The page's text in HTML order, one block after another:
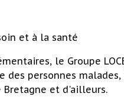
et à la santé
le Groupe
personnes malades,
et d'ailleurs.